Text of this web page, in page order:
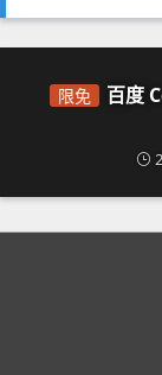
限免
百度